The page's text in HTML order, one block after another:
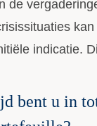
de
indicatie.
bent u in